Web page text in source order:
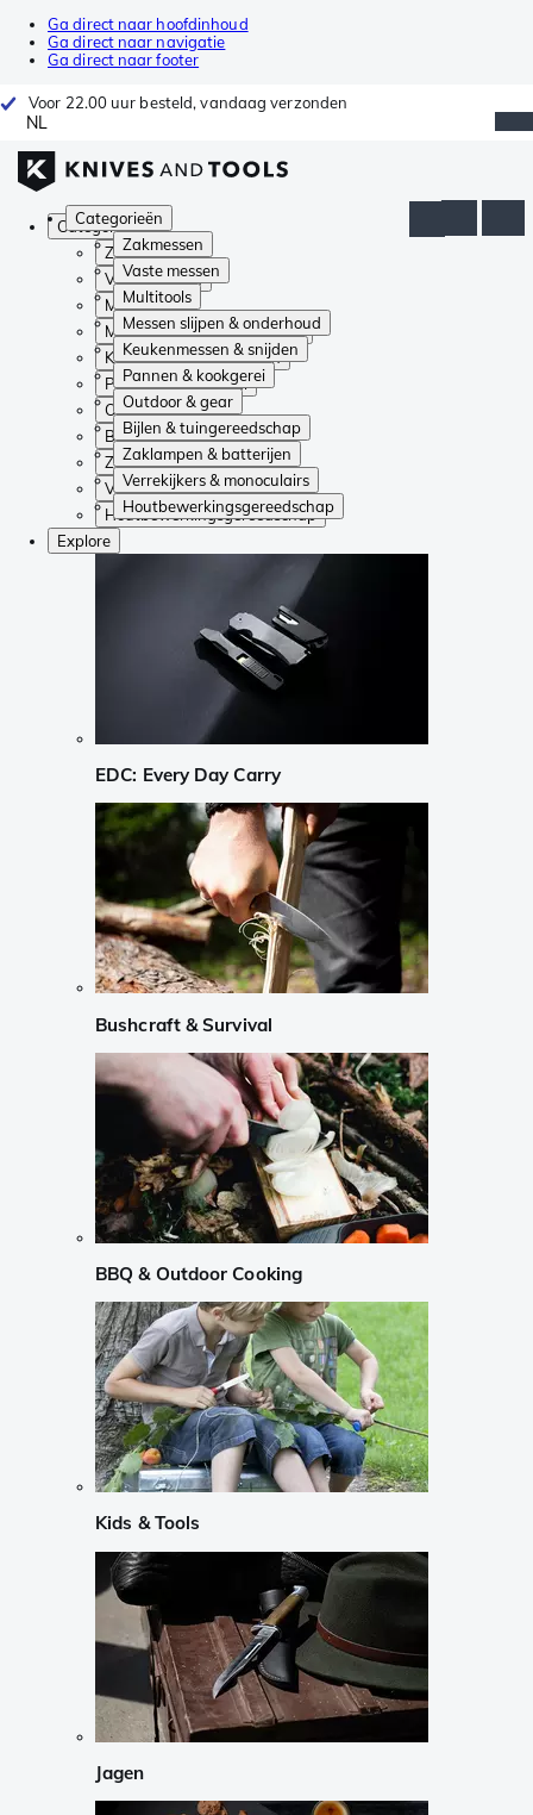
Ga direct naar hoofdinhoud
Ga direct naar navigatie
Ga direct naar footer
Voor 22.00 uur besteld, vandaag verzonden
NL
Categorieën
Zakmessen
Vaste messen
Multitools
Messen slijpen & onderhoud
Keukenmessen & snijden
Pannen & kookgerei
Outdoor & gear
Bijlen & tuingereedschap
Zaklampen & batterijen
Verrekijkers & monoculairs
Houtbewerkingsgereedschap
Categorieën
Zakmessen
Vaste messen
Multitools
Messen slijpen & onderhoud
Keukenmessen & snijden
Pannen & kookgerei
Outdoor & gear
Bijlen & tuingereedschap
Zaklampen & batterijen
Verrekijkers & monoculairs
Houtbewerkingsgereedschap
Explore
EDC: Every Day Carry
Bushcraft & Survival
BBQ & Outdoor Cooking
Kids & Tools
Jagen